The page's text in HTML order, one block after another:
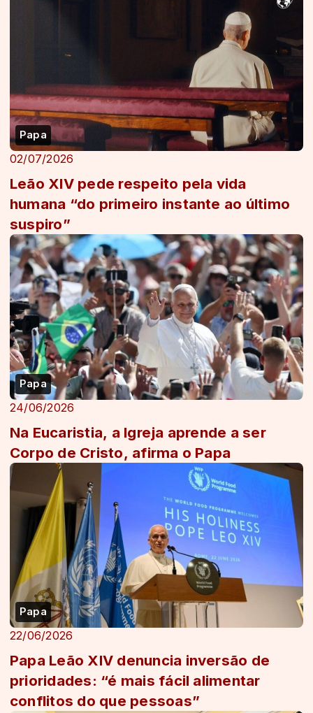
Papa
02/07/2026
Leão XIV pede respeito pela vida
humana “do primeiro instante ao último
suspiro”
Papa
24/06/2026
Na Eucaristia, a Igreja aprende a ser
Corpo de Cristo, afirma o Papa
Papa
22/06/2026
Papa Leão XIV denuncia inversão de
prioridades: “é mais fácil alimentar
conflitos do que pessoas”